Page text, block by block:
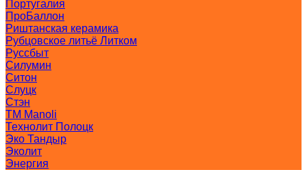
Португалия
ПроБаллон
Риштанская керамика
Рубцовское литьё Литком
Руссбыт
Силумин
Ситон
Слуцк
Стэн
ТМ Manoli
Технолит Полоцк
Эко Тандыр
Эколит
Энергия